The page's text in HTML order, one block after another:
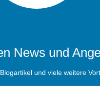
News und
und viele weitere